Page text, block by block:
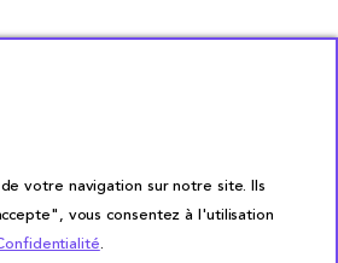
votre navigation sur notre site. Ils
vous consentez à l'utilisation
.